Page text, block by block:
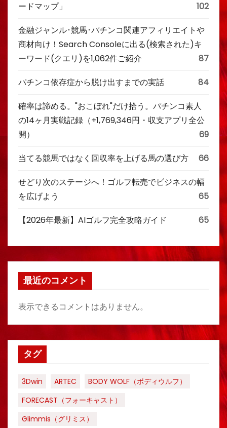
ードマップ」
102
金融ジャンル･競馬･パチンコ関連アフィリエイトや
商材向け！Search Consoleに出る(検索された)キ
ーワード(クエリ)を1,062件ご紹介
87
パチンコ依存症から脱け出すまでの実話 84
確率は諦める。"おこぼれ"だけ拾う。パチンコ素人
の14ヶ月実戦記録（+1,769,346円・収支アプリ全公
開）
69
当てる競馬ではなく回収率を上げる馬の選び方 66
せどり次のステージへ！ゴルフ転売でビジネスの幅
を広げよう
65
【2026年最新】AIゴルフ完全攻略ガイド 65
最近のコメント
表示できるコメントはありません。
タグ
3Dwin ARTEC
BODY WOLF（ボディウルフ）
FORECAST（フォーキャスト）
Glimmis（グリミス）